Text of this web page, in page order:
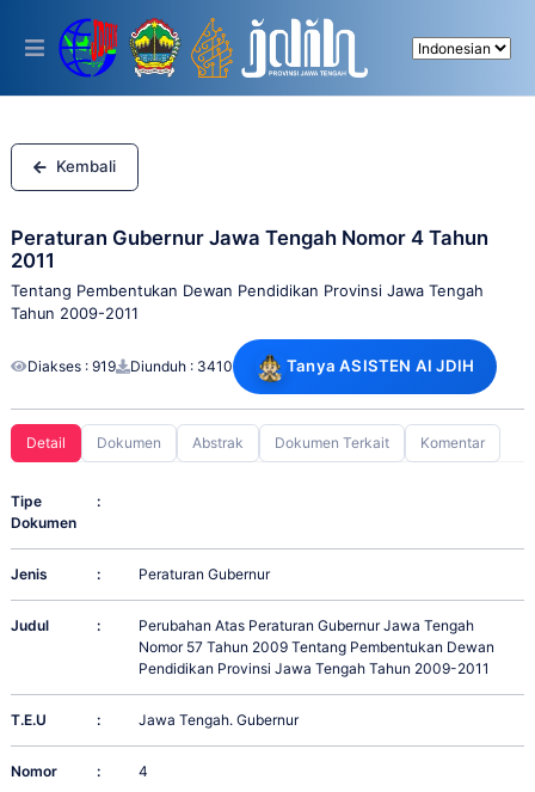
This
includes
accessibility
system.
Kembali
Peraturan Gubernur Jawa Tengah Nomor 4 Tahun
2011
Tentang Pembentukan Dewan Pendidikan Provinsi Jawa Tengah
Tahun 2009-2011
Diakses : 919 Diunduh : 3410 Tanya ASISTEN AI JDIH
Detail Dokumen Abstrak Dokumen Terkait Komentar
Tipe
Dokumen
:
Jenis : Peraturan Gubernur
Judul :
Perubahan Atas Peraturan Gubernur Jawa Tengah
Nomor 57 Tahun 2009 Tentang Pembentukan Dewan
Pendidikan Provinsi Jawa Tengah Tahun 2009-2011
T.E.U : Jawa Tengah. Gubernur
Nomor : 4